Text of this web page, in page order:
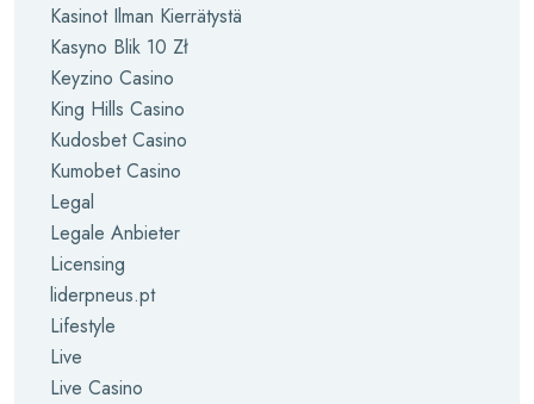
Kasinot Ilman Kierrätystä
Kasyno Blik 10 Zł
Keyzino Casino
King Hills Casino
Kudosbet Casino
Kumobet Casino
Legal
Legale Anbieter
Licensing
liderpneus.pt
Lifestyle
Live
Live Casino